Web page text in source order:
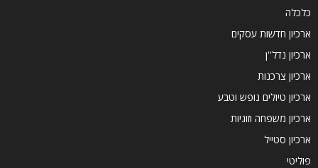
כלכלה
ארכיון חדשות עסקים
ארכיון נדל''ן
ארכיון צרכנות
ארכיון טיולים נופש וטבע
ארכיון משפחה וזוגיות
ארכיון סטייל
פוליטי